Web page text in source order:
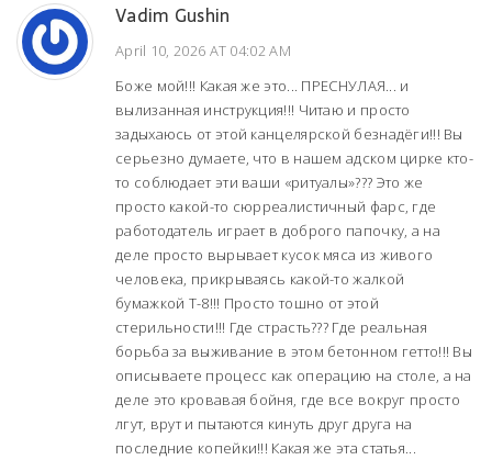
Vadim Gushin
April 10, 2026 AT 04:02 AM
Боже мой!!! Какая же это... ПРЕСНУЛАЯ... и
вылизанная инструкция!!! Читаю и просто
задыхаюсь от этой канцелярской безнадёги!!! Вы
серьезно думаете, что в нашем адском цирке кто-
то соблюдает эти ваши «ритуалы»??? Это же
просто какой-то сюрреалистичный фарс, где
работодатель играет в доброго папочку, а на
деле просто вырывает кусок мяса из живого
человека, прикрываясь какой-то жалкой
бумажкой Т-8!!! Просто тошно от этой
стерильности!!! Где страсть??? Где реальная
борьба за выживание в этом бетонном гетто!!! Вы
описываете процесс как операцию на столе, а на
деле это кровавая бойня, где все вокруг просто
лгут, врут и пытаются кинуть друг друга на
последние копейки!!! Какая же эта статья...